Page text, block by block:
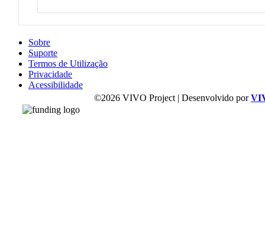
Sobre
Suporte
Termos de Utilização
Privacidade
Acessibilidade
©2026 VIVO Project | Desenvolvido por